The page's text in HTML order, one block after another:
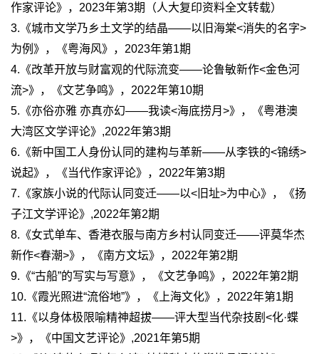
作家评论》，2023年第3期（人大复印资料全文转载）
3.《城市文学乃乡土文学的结晶——以旧海棠<消失的名字>
为例》，《粤海风》，2023年第1期
4.《改革开放与财富观的代际流变——论鲁敏新作<金色河
流>》，《文艺争鸣》，2022年第10期
5.《亦俗亦雅 亦真亦幻——我读<海底捞月>》，《粤港澳
大湾区文学评论》,2022年第3期
6.《新中国工人身份认同的建构与革新——从李铁的<锦绣>
说起》，《当代作家评论》，2022年第3期
7.《家族小说的代际认同变迁——以<旧址>为中心》，《扬
子江文学评论》,2022年第2期
8.《女式单车、香港衣服与南方乡村认同变迁——评莫华杰
新作<春潮>》，《南方文坛》，2022年第2期
9.《“古船”的写实与写意》，《文艺争鸣》，2022年第2期
10.《霞光照进“流俗地”》，《上海文化》，2022年第1期
11.《以身体极限喻精神超拔——评大型当代杂技剧<化·蝶
>》，《中国文艺评论》,2021年第5期